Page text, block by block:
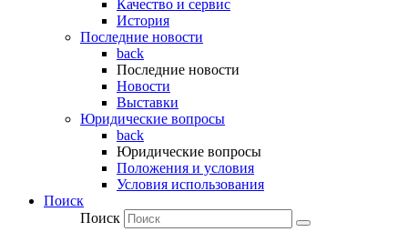
Качество и сервис
История
Последние новости
back
Последние новости
Новости
Выставки
Юридические вопросы
back
Юридические вопросы
Положения и условия
Условия использования
Поиск
Поиск